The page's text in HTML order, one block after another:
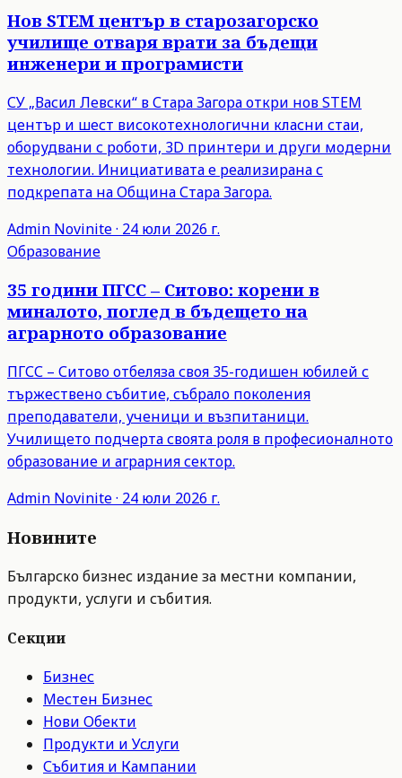
Нов STEM център в старозагорско
училище отваря врати за бъдещи
инженери и програмисти
СУ „Васил Левски“ в Стара Загора откри нов STEM
център и шест високотехнологични класни стаи,
оборудвани с роботи, 3D принтери и други модерни
технологии. Инициативата е реализирана с
подкрепата на Община Стара Загора.
Admin Novinite· 24 юли 2026 г.
Образование
35 години ПГСС – Ситово: корени в
миналото, поглед в бъдещето на
аграрното образование
ПГСС – Ситово отбеляза своя 35-годишен юбилей с
тържествено събитие, събрало поколения
преподаватели, ученици и възпитаници.
Училището подчерта своята роля в професионалното
образование и аграрния сектор.
Admin Novinite· 24 юли 2026 г.
Новините
Българско бизнес издание за местни компании,
продукти, услуги и събития.
Секции
Бизнес
Местен Бизнес
Нови Обекти
Продукти и Услуги
Събития и Кампании